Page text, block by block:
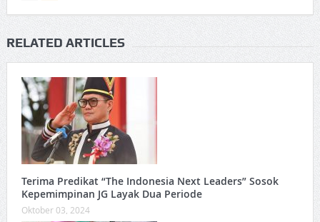
RELATED ARTICLES
Terima Predikat “The Indonesia Next Leaders” Sosok
Kepemimpinan JG Layak Dua Periode
Oktober 03, 2024